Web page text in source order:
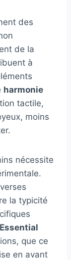
des
de la
à
harmonie
tactile,
moins
nécessite
la typicité
Essential
que ce
en avant